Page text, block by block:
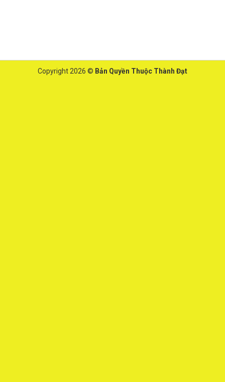
Copyright 2026 © Bản Quyền Thuộc Thành Đạt